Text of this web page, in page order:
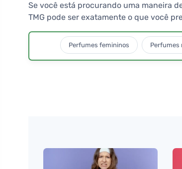
Se você está procurando uma maneira
TMG pode ser exatamente o que você
Perfumes femininos Perfumes